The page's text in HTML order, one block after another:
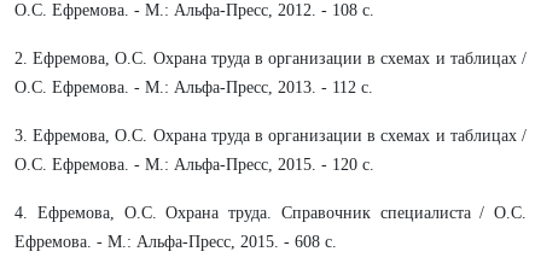
О.С. Ефремова. - М.: Альфа-Пресс, 2012. - 108 c.
2. Ефремова, О.С. Охрана труда в организации в схемах и таблицах /
О.С. Ефремова. - М.: Альфа-Пресс, 2013. - 112 c.
3. Ефремова, О.С. Охрана труда в организации в схемах и таблицах /
О.С. Ефремова. - М.: Альфа-Пресс, 2015. - 120 c.
4. Ефремова, О.С. Охрана труда. Справочник специалиста / О.С.
Ефремова. - М.: Альфа-Пресс, 2015. - 608 c.